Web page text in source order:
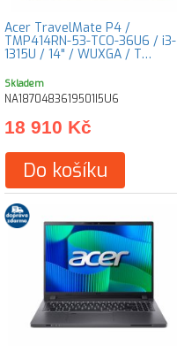
Acer TravelMate P4 /
TMP414RN-53-TCO-36U6 / i3-
1315U / 14" / WUXGA / T…
Skladem
NA1870483619501I5U6
18 910 Kč
Do košíku